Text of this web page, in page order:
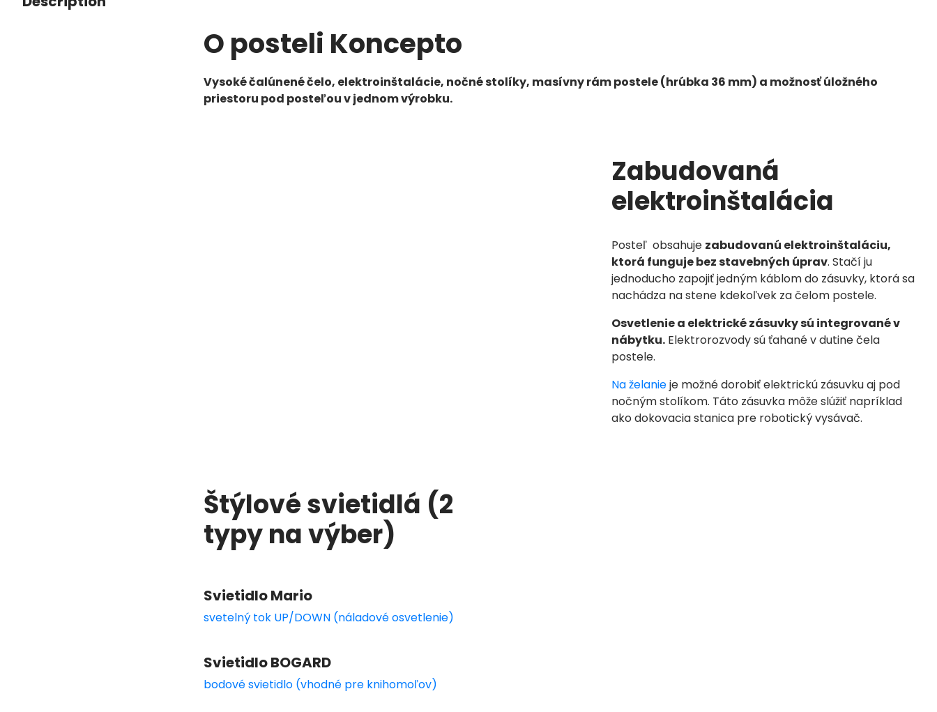
O posteli Koncepto
Vysoké čalúnené čelo, elektroinštalácie, nočné stolíky, masívny rám postele (hrúbka 36 mm) a možnosť úložného
priestoru pod posteľou v jednom výrobku.
Zabudovaná
elektroinštalácia
Posteľ obsahuje zabudovanú elektroinštaláciu,
ktorá funguje bez stavebných úprav. Stačí ju
jednoducho zapojiť jedným káblom do zásuvky, ktorá sa
nachádza na stene kdekoľvek za čelom postele.
Osvetlenie a elektrické zásuvky sú integrované v
nábytku. Elektrorozvody sú ťahané v dutine čela
postele.
Na želanieje možné dorobiť elektrickú zásuvku aj pod
nočným stolíkom. Táto zásuvka môže slúžiť napríklad
ako dokovacia stanica pre robotický vysávač.
Štýlové svietidlá (2
typy na výber)
Svietidlo Mario
svetelný tok UP/DOWN (náladové osvetlenie)
Svietidlo BOGARD
bodové svietidlo (vhodné pre knihomoľov)